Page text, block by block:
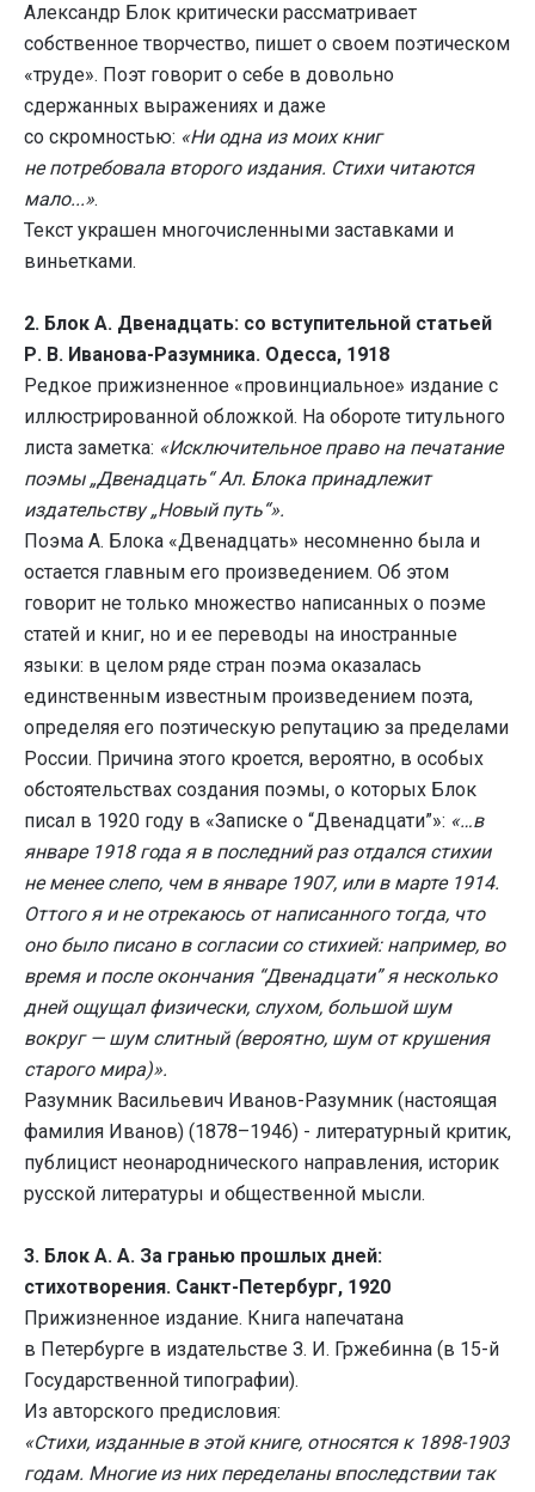
Александр Блок критически рассматривает
собственное творчество, пишет о своем поэтическом
«труде». Поэт говорит о себе в довольно
сдержанных выражениях и даже
со скромностью: «Ни одна из моих книг
не потребовала второго издания. Стихи читаются
мало...».
Текст украшен многочисленными заставками и
виньетками.
2. Блок А. Двенадцать: со вступительной статьей
Р. В. Иванова-Разумника. Одесса, 1918
Редкое прижизненное «провинциальное» издание с
иллюстрированной обложкой. На обороте титульного
листа заметка: «Исключительное право на печатание
поэмы „Двенадцать“ Ал. Блока принадлежит
издательству „Новый путь“».
Поэма А. Блока «Двенадцать» несомненно была и
остается главным его произведением. Об этом
говорит не только множество написанных о поэме
статей и книг, но и ее переводы на иностранные
языки: в целом ряде стран поэма оказалась
единственным известным произведением поэта,
определяя его поэтическую репутацию за пределами
России. Причина этого кроется, вероятно, в особых
обстоятельствах создания поэмы, о которых Блок
писал в 1920 году в «Записке о “Двенадцати”»: «…в
январе 1918 года я в последний раз отдался стихии
не менее слепо, чем в январе 1907, или в марте 1914.
Оттого я и не отрекаюсь от написанного тогда, что
оно было писано в согласии со стихией: например, во
время и после окончания “Двенадцати” я несколько
дней ощущал физически, слухом, большой шум
вокруг — шум слитный (вероятно, шум от крушения
старого мира)».
Разумник Васильевич Иванов-Разумник (настоящая
фамилия Иванов) (1878–1946) - литературный критик,
публицист неонароднического направления, историк
русской литературы и общественной мысли.
3. Блок А. А. За гранью прошлых дней:
стихотворения. Санкт-Петербург, 1920
Прижизненное издание. Книга напечатана
в Петербурге в издательстве З. И. Гржебинна (в 15-й
Государственной типографии).
Из авторского предисловия:
«Стихи, изданные в этой книге, относятся к 1898-1903
годам. Многие из них переделаны впоследствии так